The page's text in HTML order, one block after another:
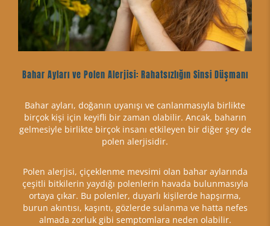
Bahar Ayları ve Polen Alerjisi: Rahatsızlığın Sinsi Düşmanı
Bahar ayları, doğanın uyanışı ve canlanmasıyla birlikte
birçok kişi için keyifli bir zaman olabilir. Ancak, baharın
gelmesiyle birlikte birçok insanı etkileyen bir diğer şey de
polen alerjisidir.
Polen alerjisi, çiçeklenme mevsimi olan bahar aylarında
çeşitli bitkilerin yaydığı polenlerin havada bulunmasıyla
ortaya çıkar. Bu polenler, duyarlı kişilerde hapşırma,
burun akıntısı, kaşıntı, gözlerde sulanma ve hatta nefes
almada zorluk gibi semptomlara neden olabilir.